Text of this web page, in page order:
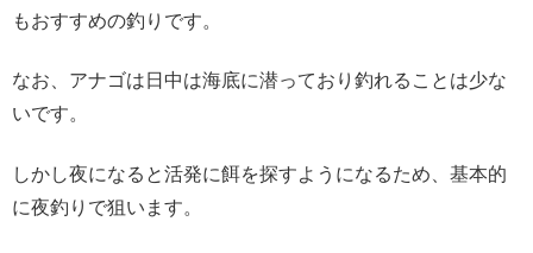
もおすすめの釣りです。
なお、アナゴは日中は海底に潜っており釣れることは少な
いです。
しかし夜になると活発に餌を探すようになるため、基本的
に夜釣りで狙います。